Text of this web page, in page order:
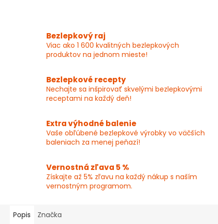
Bezlepkový raj
Viac ako 1 600 kvalitných bezlepkových
produktov na jednom mieste!
Bezlepkové recepty
Nechajte sa inšpirovať skvelými bezlepkovými
receptami na každý deň!
Extra výhodné balenie
Vaše obľúbené bezlepkové výrobky vo väčších
baleniach za menej peňazí!
Vernostná zľava 5 %
Získajte až 5% zľavu na každý nákup s naším
vernostným programom.
Popis Značka